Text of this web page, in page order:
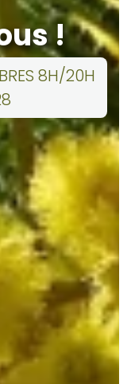
!
8H/20H